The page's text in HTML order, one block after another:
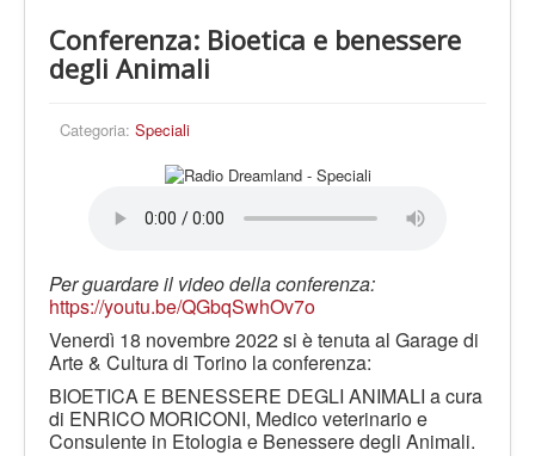
CHI SIAMO
IL FONDATORE
PROGRAMMI
PALINSESTO
LE VOCI
EVENTI
PRESS
CONTATTI
Conferenza: Bioetica e benessere
degli Animali
Categoria: Speciali
Per guardare il video della conferenza:
https://youtu.be/QGbqSwhOv7o
Venerdì 18 novembre 2022 si è tenuta al Garage di
Arte & Cultura di Torino la conferenza:
BIOETICA E BENESSERE DEGLI ANIMALI a cura
di ENRICO MORICONI, Medico veterinario e
Consulente in Etologia e Benessere degli Animali.